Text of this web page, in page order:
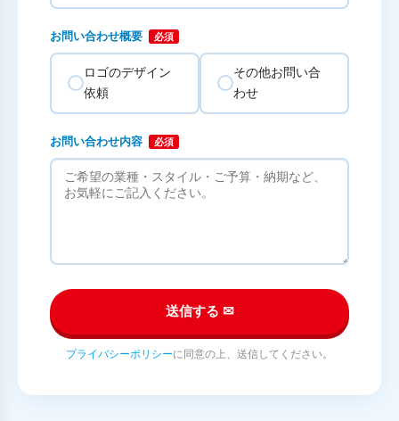
お問い合わせ概要 必須
ロゴのデザイン
依頼
その他お問い合
わせ
お問い合わせ内容 必須
送信する ✉
プライバシーポリシーに同意の上、送信してください。